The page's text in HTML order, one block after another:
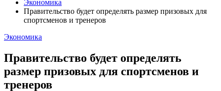
Экономика
Правительство будет определять размер призовых для
спортсменов и тренеров
Экономика
Правительство будет определять
размер призовых для спортсменов и
тренеров